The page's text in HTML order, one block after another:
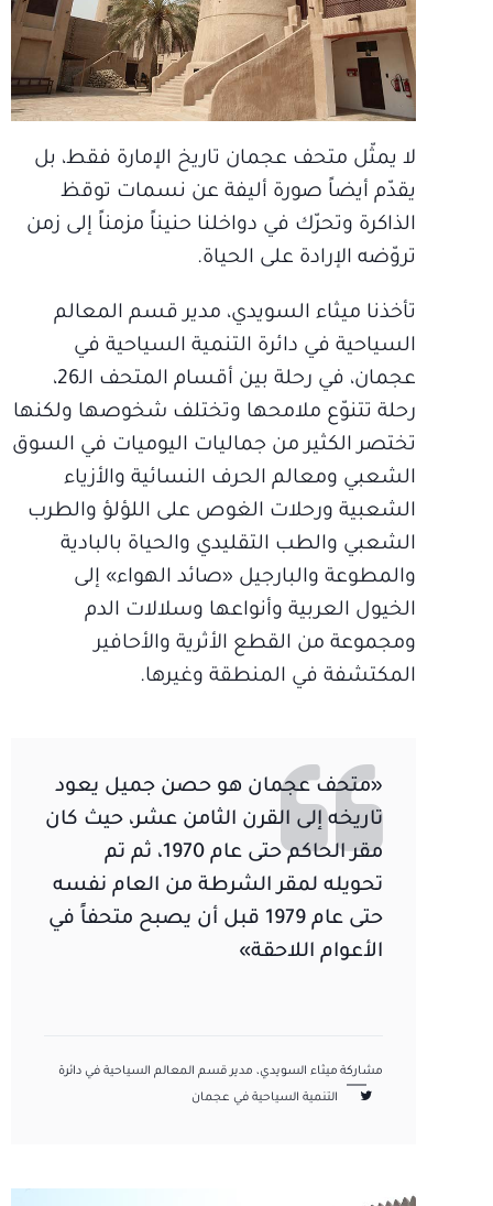
لا يمثّل متحف عجمان تاريخ الإمارة فقط، بل
يقدّم أيضاً صورة أليفة عن نسمات توقظ
الذاكرة وتحرّك في دواخلنا حنيناً مزمناً إلى زمن
تروّضه الإرادة على الحياة.
تأخذنا ميثاء السويدي، مدير قسم المعالم
السياحية في دائرة التنمية السياحية في
عجمان، في رحلة بين أقسام المتحف الـ26،
رحلة تتنوّع ملامحها وتختلف شخوصها ولكنها
تختصر الكثير من جماليات اليوميات في السوق
الشعبي ومعالم الحرف النسائية والأزياء
الشعبية ورحلات الغوص على اللؤلؤ والطرب
الشعبي والطب التقليدي والحياة بالبادية
والمطوعة والبارجيل «صائد الهواء» إلى
الخيول العربية وأنواعها وسلالات الدم
ومجموعة من القطع الأثرية والأحافير
المكتشفة في المنطقة وغيرها.
«متحف عجمان هو حصن جميل يعود
تاريخه إلى القرن الثامن عشر، حيث كان
مقر الحاكم حتى عام 1970، ثم تم
تحويله لمقر الشرطة من العام نفسه
حتى عام 1979 قبل أن يصبح متحفاً في
الأعوام اللاحقة»
مشاركة ميثاء السويدي، مدير قسم المعالم السياحية في دائرة
التنمية السياحية في عجمان